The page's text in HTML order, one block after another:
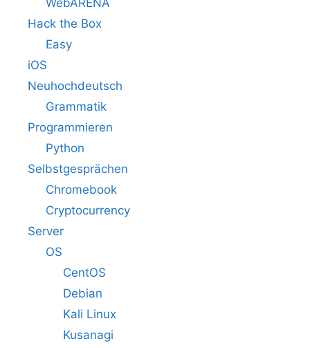
WebARENA
Hack the Box
Easy
iOS
Neuhochdeutsch
Grammatik
Programmieren
Python
Selbstgesprächen
Chromebook
Cryptocurrency
Server
OS
CentOS
Debian
Kali Linux
Kusanagi